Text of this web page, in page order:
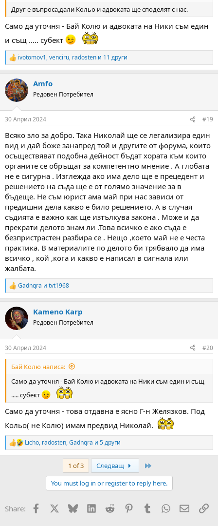
Друг е въпроса,дали Кольо и адвоката ще споделят с нас.
Само да уточня - Бай Колю и адвоката на Ники съм един
и същ ..... субект
R
e
c
t
i
s
ivotomov1,venciru, radosten и 11 други
Amfo
Редовен Потребител
30 Април 2024 #19
Всяко зло за добро. Така Николай ще се легализира един
вид и дай боже занапред той и другите от форума, които
осъществяват подобна дейност бъдат хората към които
органите се обръщат за компетентно мнение . А глобата
не е сигурна . Изглежда ако има дело ще е прецедент и
решението на съда ще е от голямо значение за в
бъдеще. Не съм юрист ама май при нас зависи от
предишни дела какво е било решението. А в случая
съдията е важно как ще изтълкува закона . Може и да
прекрати делото знам ли .Това всичко е ако съда е
безпристрастен разбира се . Нещо ,което май не е честа
практика. В материалите по делото би трябвало да има
всичко , кой ,кога и какво е написал в сигнала или
жалбата.
R
e
c
t
i
s
:
Gadnqra и tvt1968
Kameno Karp
Редовен Потребител
30 Април 2024 #20
Бай Колю написа:
Само да уточня - Бай Колю и адвоката на Ники съм един и същ
..... субект
Само да уточня - това отдавна е ясно Г-н Желязков. Под
Кольо( не Колю) имам предвид Николай.
R
e
s
Licho, radosten,Gadnqra и 5 други
1 of 3 Следващ
You must log in or register to reply here.
Share: Facebook Bluesky LinkedInReddit PinterestTumblrWhatsApp
Email